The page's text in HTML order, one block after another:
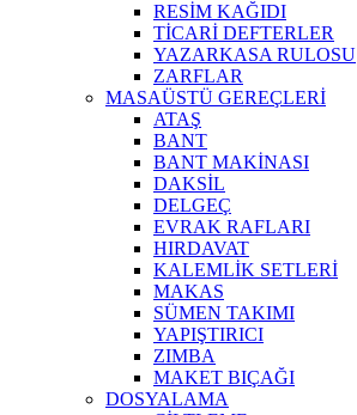
RESİM KAĞIDI
TİCARİ DEFTERLER
YAZARKASA RULOSU
ZARFLAR
MASAÜSTÜ GEREÇLERİ
ATAŞ
BANT
BANT MAKİNASI
DAKSİL
DELGEÇ
EVRAK RAFLARI
HIRDAVAT
KALEMLİK SETLERİ
MAKAS
SÜMEN TAKIMI
YAPIŞTIRICI
ZIMBA
MAKET BIÇAĞI
DOSYALAMA